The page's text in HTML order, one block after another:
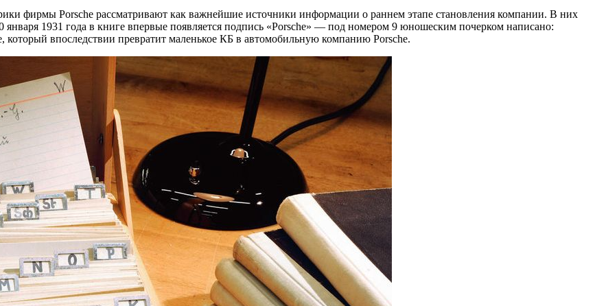
фирмы Porsche рассматривают как важнейшие источники информации о раннем этапе становления компании. В них
января 1931 года в книге впервые появляется подпись «Porsche» — под номером 9 юношеским почерком написано:
впоследствии превратит маленькое КБ в автомобильную компанию Porsche.